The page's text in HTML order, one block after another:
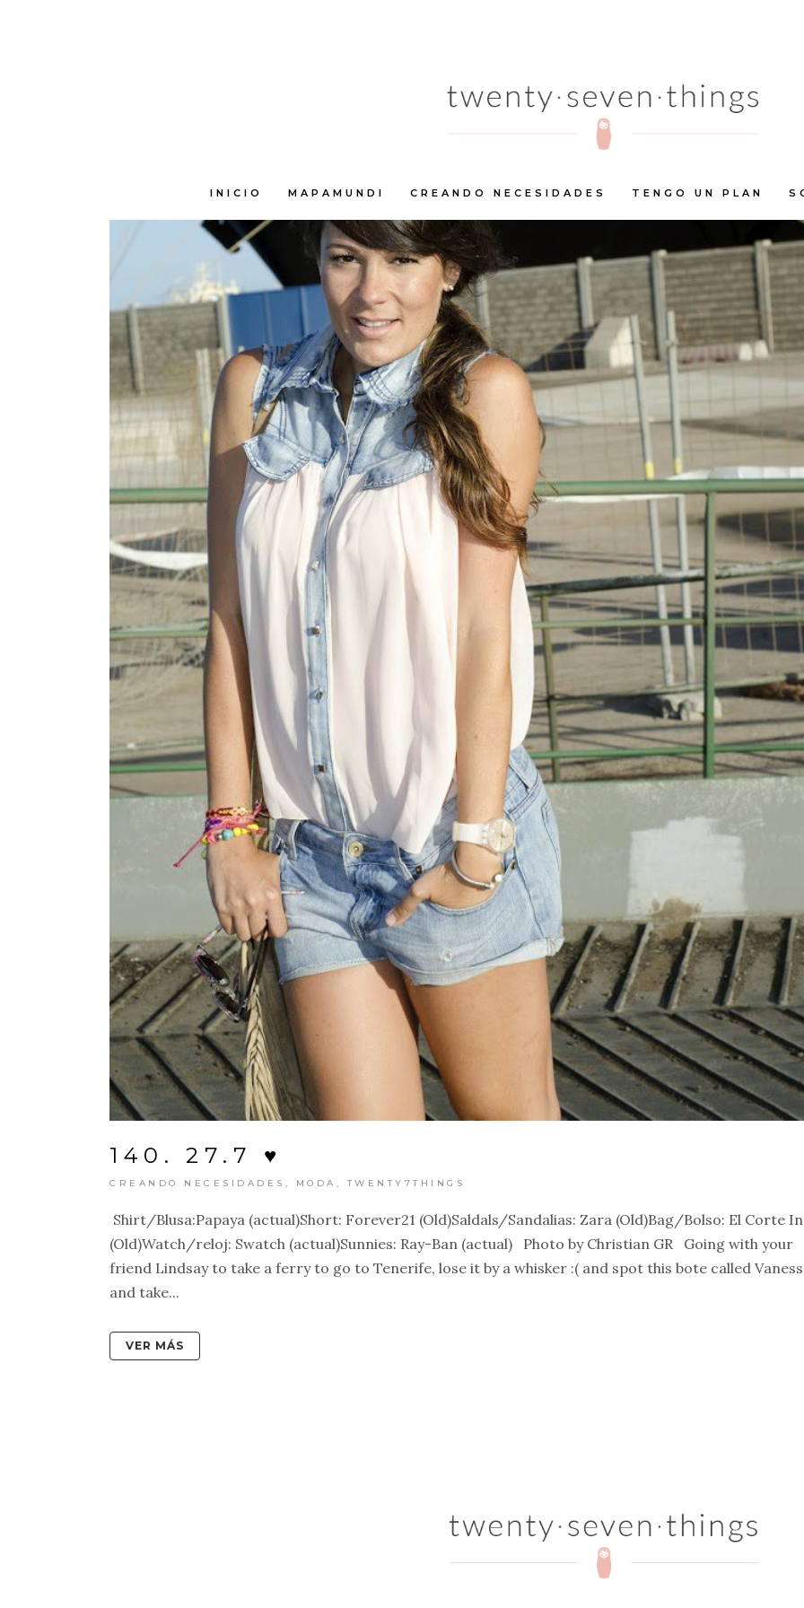
INICIO MAPAMUNDI CREANDO NECESIDADES TENGO UN PLAN
140. 27.7 ♥
CREANDO NECESIDADES , MODA ,TWENTY7THINGS
Shirt/Blusa:Papaya (actual)Short: Forever21 (Old)Saldals/Sandalias: Zara (Old)Bag/Bolso: El Corte
(Old)Watch/reloj: Swatch (actual)Sunnies: Ray-Ban (actual) Photo by Christian GR Going with your
friend Lindsay to take a ferry to go to Tenerife, lose it by a whisker :( and spot this bote called
and take...
VER MÁS